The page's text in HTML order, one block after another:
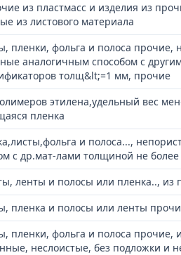
из пластмасс и изделия из
из листового материала
пленки, фольга и полоса
аналогичным способом с
толщ&lt;=1 мм, прочие
этилена,удельный вес
пленка
и полоса...,
с др.мат-лами толщиной не
ленты и полосы или пленка.., из
пленка и полосы или ленты
пленки, фольга и полоса
неслоистые, без подложки и